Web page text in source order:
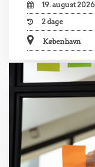
19. august 2026
2 dage
København